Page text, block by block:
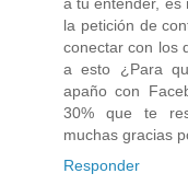
la petición de
conectar con los
a esto ¿Para
apaño con
30% que te
muchas gracias
Responder